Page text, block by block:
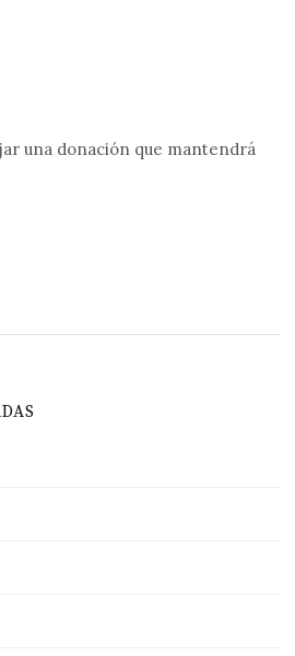
una donación que mantendrá